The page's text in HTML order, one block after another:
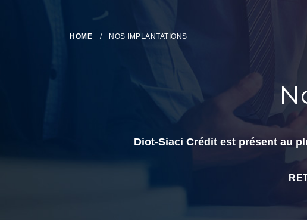
HOME NOS IMPLANTATIONS
Diot-Siaci Crédit est présent au